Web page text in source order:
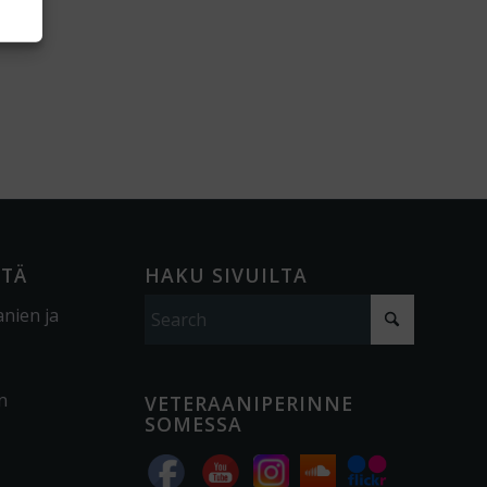
ja
HAKU SIVUILTA
VETERAANIPERINNE
SOMESSA